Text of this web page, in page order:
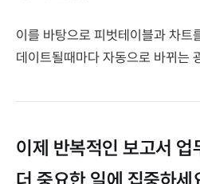
이를 바탕으로 피벗테이블과 차트
데이트될때마다 자동으로 바뀌는
이제 반복적인 보고서